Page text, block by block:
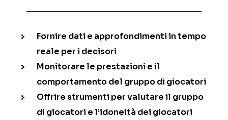
Fornire dati e approfondimenti in tempo
reale per i decisori
Monitorare le prestazioni e il
comportamento del gruppo di giocatori
Offrire strumenti per valutare il gruppo
di giocatori e l’idoneità dei giocatori